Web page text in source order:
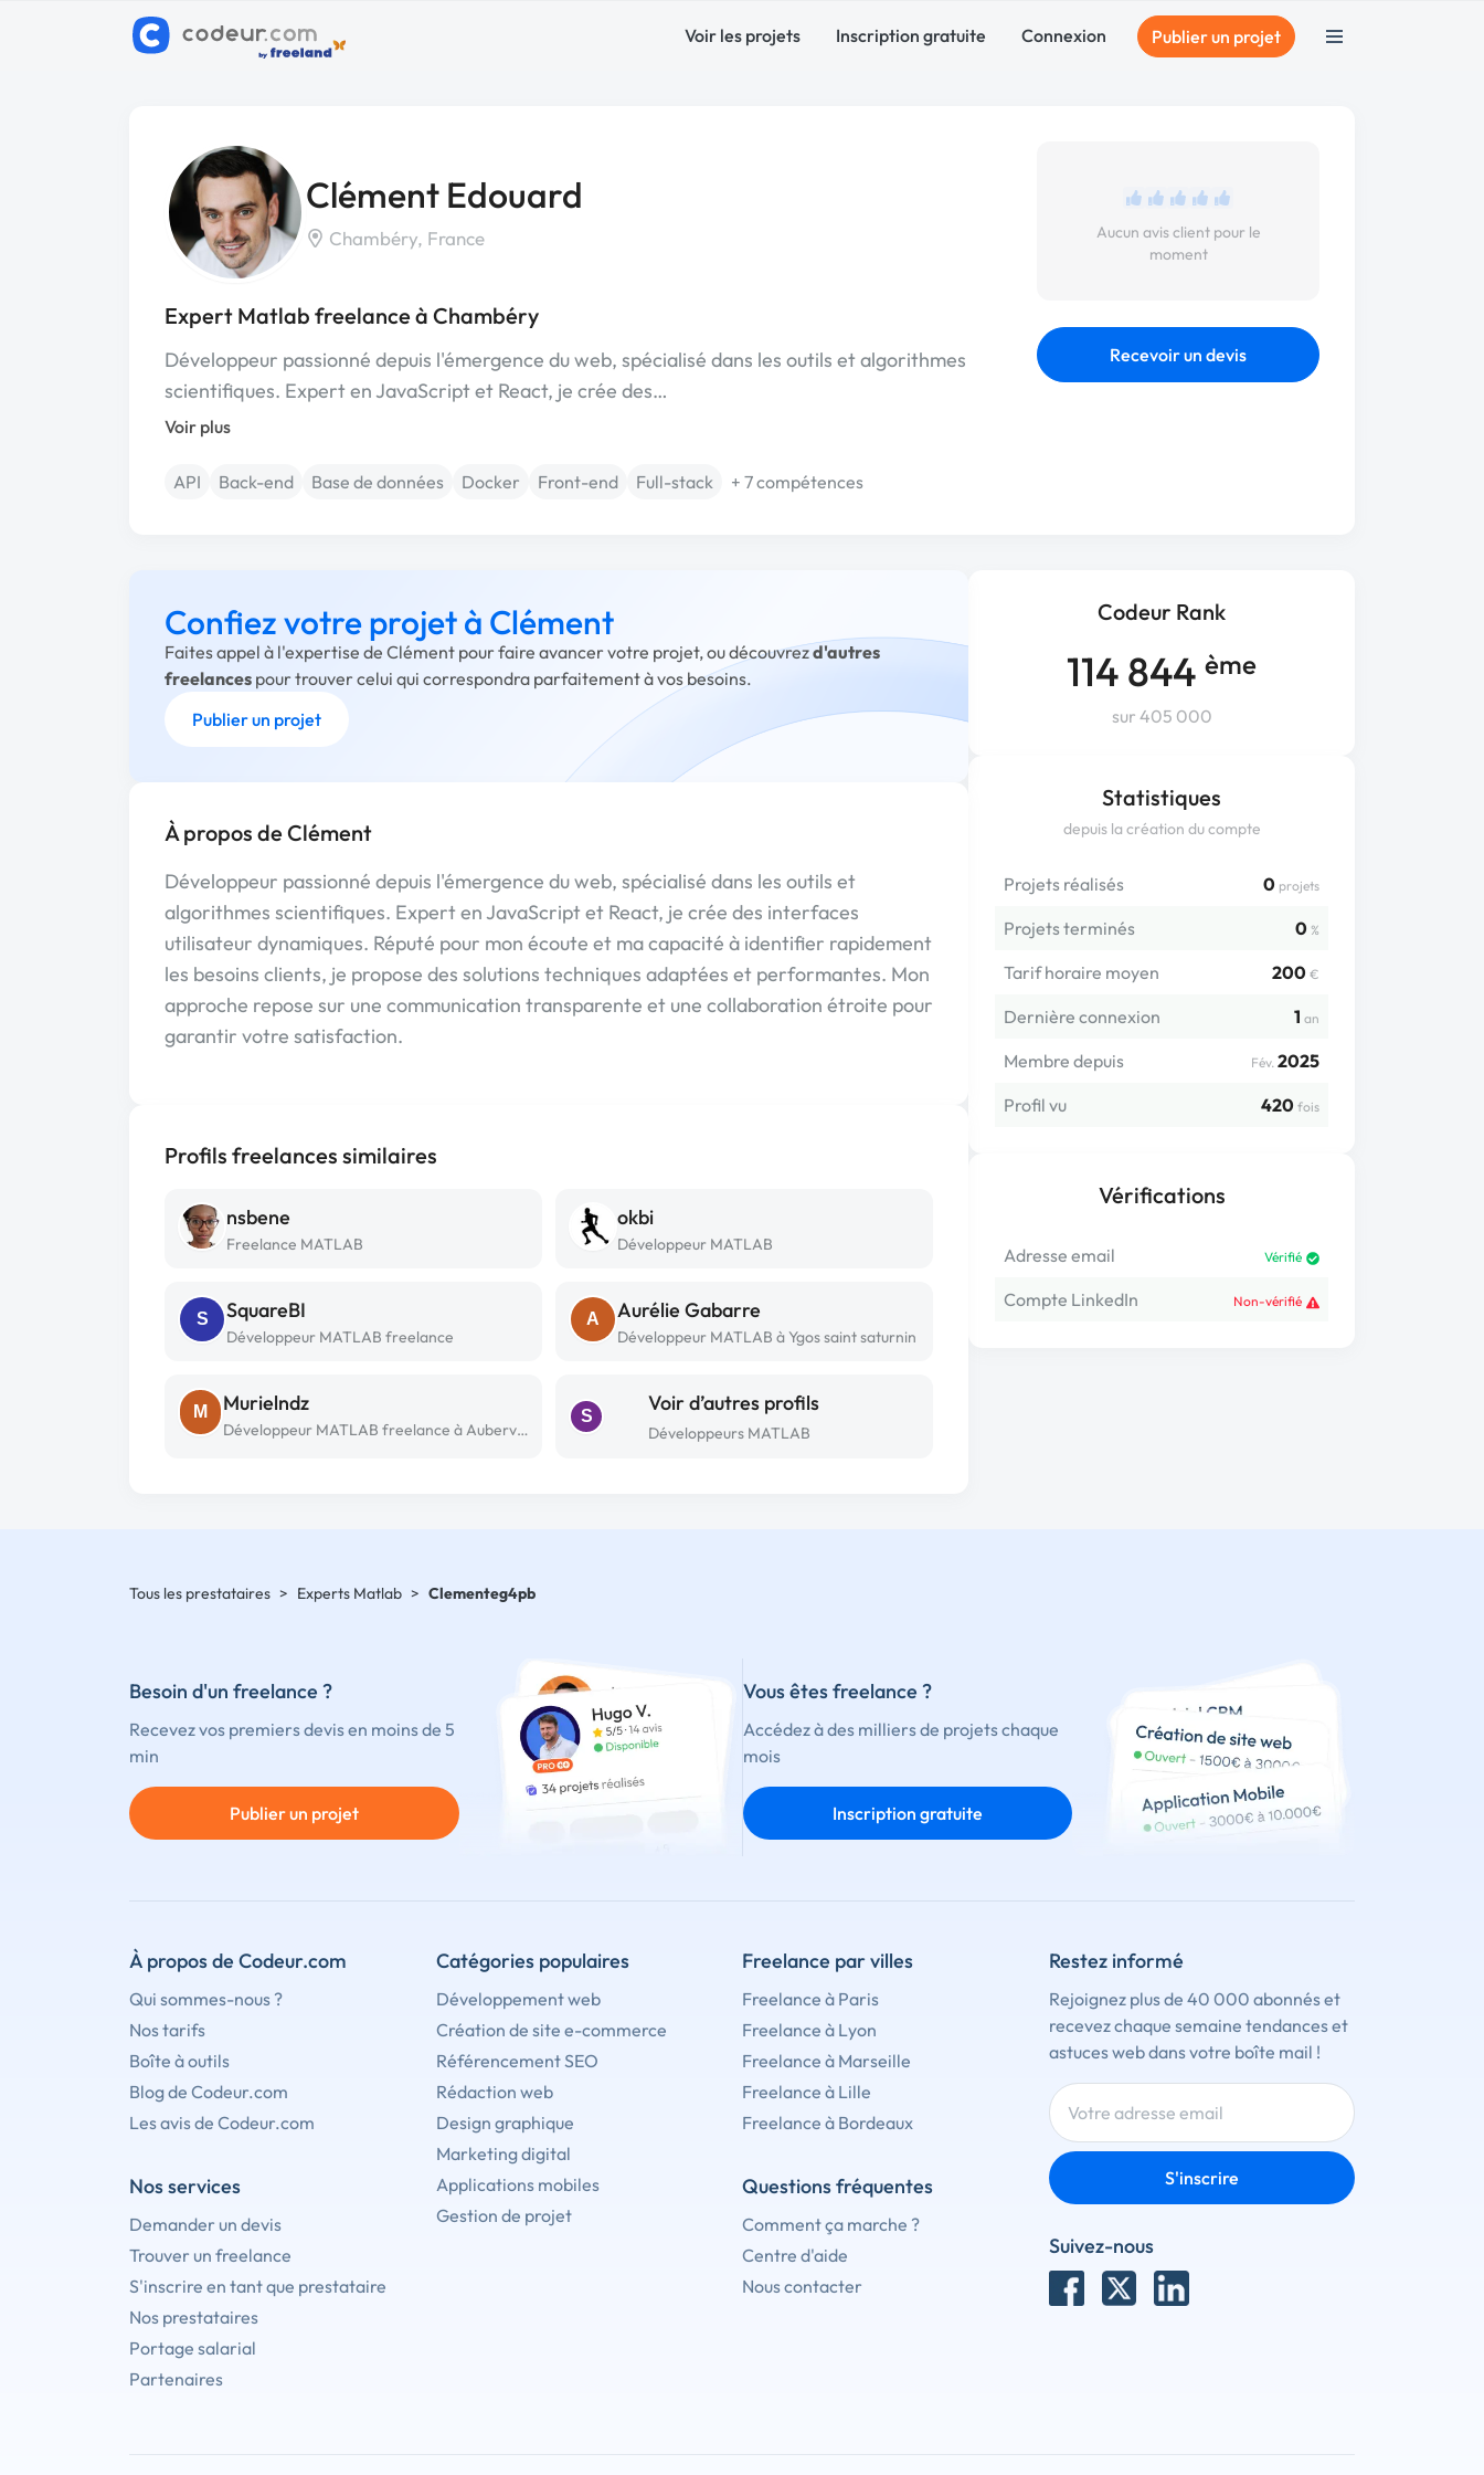
Voir les projets Inscription gratuite Connexion Publier un projet
Clément Edouard
Chambéry, France
Expert Matlab freelance à Chambéry
Développeur passionné depuis l'émergence du web, spécialisé dans les outils et algorithmes
scientifiques. Expert en JavaScript et React, je crée des…
Voir plus
API Back-end Base de données Docker Front-end Full-stack + 7 compétences
Aucun avis client pour le
moment
Recevoir un devis
Codeur Rank
114 844 ème
sur 405 000
Statistiques
depuis la création du compte
Projets réalisés 0 projets
Projets terminés 0 %
Tarif horaire moyen 200 €
Dernière connexion 1 an
Membre depuis Fév. 2025
Profil vu
420 fois
Vérifications
Adresse email Vérifié
Compte LinkedIn Non-vérifié
Confiez votre projet à Clément
Faites appel à l'expertise de Clément pour faire avancer votre projet, ou découvrezd'autres
freelances pour trouver celui qui correspondra parfaitement à vos besoins.
Publier un projet
À propos de Clément
Développeur passionné depuis l'émergence du web, spécialisé dans les outils et
algorithmes scientifiques. Expert en JavaScript et React, je crée des interfaces
utilisateur dynamiques. Réputé pour mon écoute et ma capacité à identifier rapidement
les besoins clients, je propose des solutions techniques adaptées et performantes. Mon
approche repose sur une communication transparente et une collaboration étroite pour
garantir votre satisfaction.
Profils freelances similaires
nsbene
Freelance MATLAB
okbi
Développeur MATLAB
S SquareBI
Développeur MATLAB freelance
A Aurélie Gabarre
Développeur MATLAB à Ygos saint saturnin
M Murielndz
Développeur MATLAB freelance à Aubervilliers
S
Voir d’autres profils
Développeurs MATLAB
Tous les prestataires > Experts Matlab > Clementeg4pb
Besoin d'un freelance ?
Recevez vos premiers devis en moins de 5
min
Publier un projet
Vous êtes freelance ?
Accédez à des milliers de projets chaque
mois
Inscription gratuite
À propos de Codeur.com
Qui sommes-nous ?
Nos tarifs
Boîte à outils
Blog de Codeur.com
Les avis de Codeur.com
Nos services
Demander un devis
Trouver un freelance
S'inscrire en tant que prestataire
Nos prestataires
Portage salarial
Partenaires
Catégories populaires
Développement web
Création de site e-commerce
Référencement SEO
Rédaction web
Design graphique
Marketing digital
Applications mobiles
Gestion de projet
Freelance par villes
Freelance à Paris
Freelance à Lyon
Freelance à Marseille
Freelance à Lille
Freelance à Bordeaux
Questions fréquentes
Comment ça marche ?
Centre d'aide
Nous contacter
Restez informé
Rejoignez plus de 40 000 abonnés et
recevez chaque semaine tendances et
astuces web dans votre boîte mail !
S'inscrire
Suivez-nous